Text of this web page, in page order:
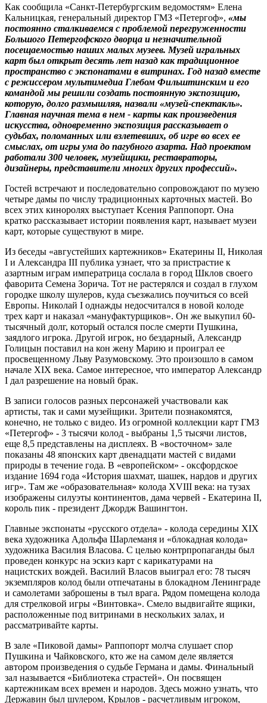
Как сообщила «Санкт-Петербургским ведомостям» Елена
Кальницкая, генеральный директор ГМЗ «Петергоф», «мы
постоянно сталкиваемся с проблемой перегруженности
Большого Петергофского дворца и незначительной
посещаемостью наших малых музеев. Музей игральных
карт был открыт десять лет назад как традиционное
пространство с экспонатами в витринах. Год назад вместе
с режиссером мультимедиа Глебом Фильштинским и его
командой мы решили создать постоянную экспозицию,
которую, долго размышляя, назвали «музей-спектакль».
Главная научная тема в нем - карты как произведения
искусства, одновременно экспозиция рассказывает о
судьбах, поломанных или взлетевших, об игре во всех ее
смыслах, от игры ума до пагубного азарта. Над проектом
работали 300 человек, музейщики, реставраторы,
дизайнеры, представители многих других профессий».
Гостей встречают и последовательно сопровождают по музею
четыре дамы по числу традиционных карточных мастей. Во
всех этих киноролях выступает Ксения Раппопорт. Она
кратко рассказывает истории появления карт, называет музеи
карт, которые существуют в мире.
Из беседы «августейших картежников» Екатерины II, Николая
I и Александра III публика узнает, что за пристрастие к
азартным играм императрица сослала в город Шклов своего
фаворита Семена Зорича. Тот не растерялся и создал в глухом
городке школу шулеров, куда съезжались поучиться со всей
Европы. Николай I однажды недосчитался в новой колоде
трех карт и наказал «мануфактурщиков». Он же выкупил 60-
тысячный долг, который остался после смерти Пушкина,
заядлого игрока. Другой игрок, но бездарный, Александр
Голицын поставил на кон жену Марию и проиграл ее
просвещенному Льву Разумовскому. Это произошло в самом
начале XIX века. Самое интересное, что император Александр
I дал разрешение на новый брак.
В записи голосов разных персонажей участвовали как
артисты, так и сами музейщики. Зрители познакомятся,
конечно, не только с видео. Из огромной коллекции карт ГМЗ
«Петергоф» - 3 тысячи колод - выбраны 1,5 тысячи листов,
еще 8,5 представлены на дисплеях. В «восточном» зале
показаны 48 японских карт двенадцати мастей с видами
природы в течение года. В «европейском» - оксфордское
издание 1694 года «История шахмат, шашек, нардов и других
игр». Там же «образовательная» колода XVIII века: на тузах
изображены силуэты континентов, дама червей - Екатерина II,
король пик - президент Джордж Вашингтон.
Главные экспонаты «русского отдела» - колода середины XIX
века художника Адольфа Шарлеманя и «блокадная колода»
художника Василия Власова. С целью контрпропаганды был
проведен конкурс на эскиз карт с карикатурами на
нацистских вождей. Василий Власов выиграл его: 78 тысяч
экземпляров колод были отпечатаны в блокадном Ленинграде
и самолетами заброшены в тыл врага. Рядом помещена колода
для стрелковой игры «Винтовка». Смело выдвигайте ящики,
расположенные под витринами в нескольких залах, и
рассматривайте карты.
В зале «Пиковой дамы» Раппопорт молча слушает спор
Пушкина и Чайковского, кто же на самом деле является
автором произведения о судьбе Германа и дамы. Финальный
зал называется «Библиотека страстей». Он посвящен
картежникам всех времен и народов. Здесь можно узнать, что
Державин был шулером, Крылов - расчетливым игроком,